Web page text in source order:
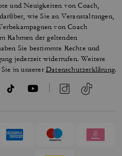
und Neuigkeiten von Coach,
wie Sie an Veranstaltungen,
von Coach
Rahmen der geltenden
Sie bestimmte Rechte und
jederzeit widerrufen. Weitere
in unsererDatenschutzerklärung.